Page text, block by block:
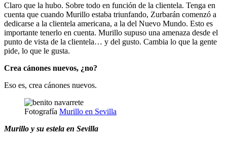
Claro que la hubo. Sobre todo en función de la clientela. Tenga en
cuenta que cuando Murillo estaba triunfando, Zurbarán comenzó a
dedicarse a la clientela americana, a la del Nuevo Mundo. Esto es
importante tenerlo en cuenta. Murillo supuso una amenaza desde el
punto de vista de la clientela… y del gusto. Cambia lo que la gente
pide, lo que le gusta.
Crea cánones nuevos, ¿no?
Eso es, crea cánones nuevos.
Fotografía Murillo en Sevilla
Murillo y su estela en Sevilla